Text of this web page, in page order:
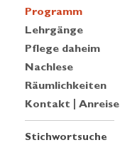
Programm
Lehrgänge
Pflege daheim
Nachlese
Räumlichkeiten
Kontakt | Anreise
Stichwortsuche